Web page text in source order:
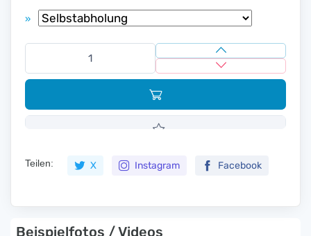
»
Teilen: X Instagram Facebook
Beispielfotos / Videos